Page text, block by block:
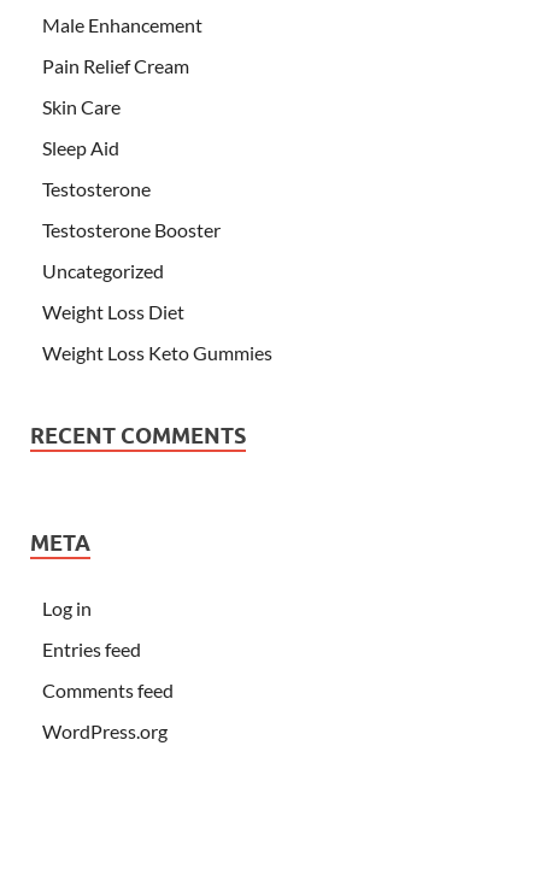
Male Enhancement
Pain Relief Cream
Skin Care
Sleep Aid
Testosterone
Testosterone Booster
Uncategorized
Weight Loss Diet
Weight Loss Keto Gummies
RECENT COMMENTS
META
Log in
Entries feed
Comments feed
WordPress.org